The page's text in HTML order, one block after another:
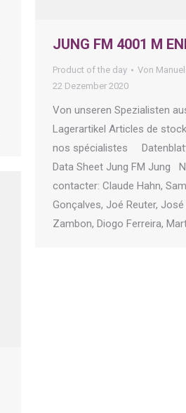
JUNG FM 4001 M
Product of the day Von
22 Dezember 2020
Von unseren Spezialisten
Lagerartikel Articles de
nos spécialistes
Data Sheet Jung FM Jung
contacter: Claude Hahn,
Gonçalves, Joé Reuter, José
Zambon, Diogo Ferreira,